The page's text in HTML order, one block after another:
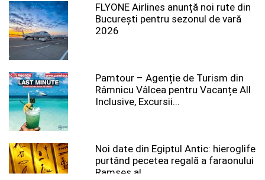
FLYONE Airlines anunță noi rute din
București pentru sezonul de vară
2026
Pamtour – Agenție de Turism din
Râmnicu Vâlcea pentru Vacanțe All
Inclusive, Excursii...
Noi date din Egiptul Antic: hieroglife
purtând pecetea regală a faraonului
Ramses al...